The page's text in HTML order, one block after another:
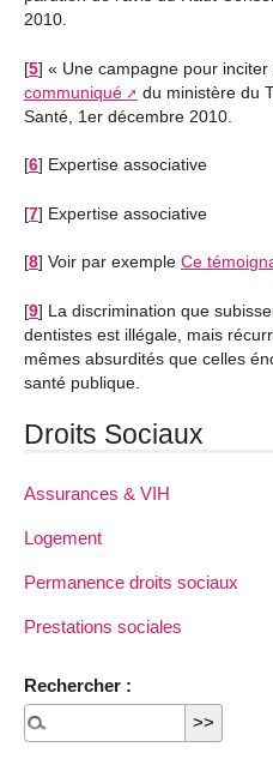
2010.
[5] « Une campagne pour
communiqué
du ministère du
Santé, 1er décembre 2010.
[6] Expertise associative
[7] Expertise associative
[8] Voir par exemple Ce
[9] La discrimination que
dentistes est illégale, mais
mêmes absurdités que celles
santé publique.
Droits Sociaux
Assurances & VIH
Logement
Permanence droits sociaux
Prestations sociales
Rechercher :